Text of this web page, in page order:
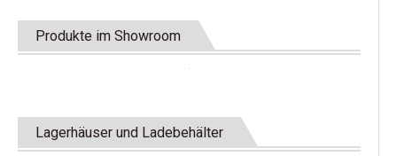
Produkte im Showroom
Lagerhäuser und Ladebehälter